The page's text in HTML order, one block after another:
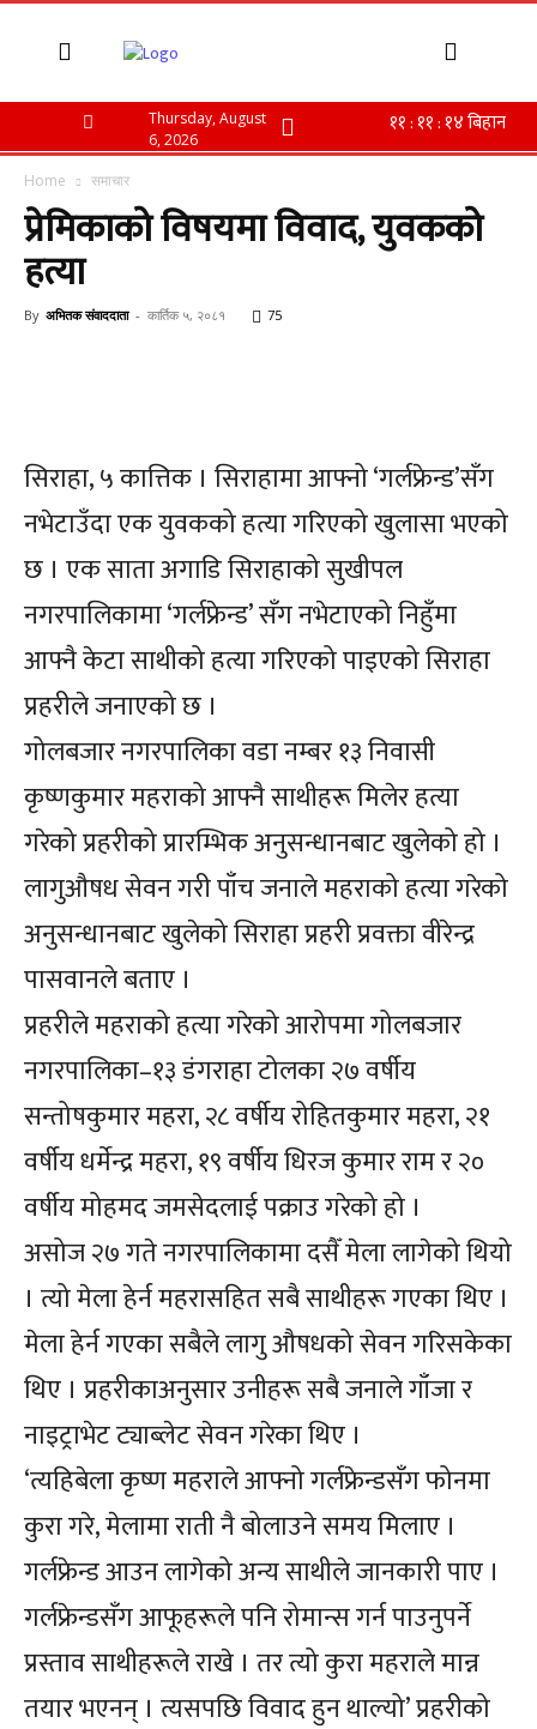
Thursday, August
6, 2026
Home
समाचार
प्रेमिकाको विषयमा विवाद, युवकको
हत्या
By अभितक संवाददाता - कार्तिक ५, २०८१ 75
सिराहा, ५ कात्तिक । सिराहामा आफ्नो ‘गर्लफ्रेन्ड’सँग
नभेटाउँदा एक युवकको हत्या गरिएको खुलासा भएको
छ । एक साता अगाडि सिराहाको सुखीपल
नगरपालिकामा ‘गर्लफ्रेन्ड’ सँग नभेटाएको निहुँमा
आफ्नै केटा साथीको हत्या गरिएको पाइएको सिराहा
प्रहरीले जनाएको छ ।
गोलबजार नगरपालिका वडा नम्बर १३ निवासी
कृष्णकुमार महराको आफ्नै साथीहरू मिलेर हत्या
गरेको प्रहरीको प्रारम्भिक अनुसन्धानबाट खुलेको हो ।
लागुऔषध सेवन गरी पाँच जनाले महराको हत्या गरेको
अनुसन्धानबाट खुलेको सिराहा प्रहरी प्रवक्ता वीरेन्द्र
पासवानले बताए ।
प्रहरीले महराको हत्या गरेको आरोपमा गोलबजार
नगरपालिका–१३ डंगराहा टोलका २७ वर्षीय
सन्तोषकुमार महरा, २८ वर्षीय रोहितकुमार महरा, २१
वर्षीय धर्मेन्द्र महरा, १९ वर्षीय धिरज कुमार राम र २०
वर्षीय मोहमद जमसेदलाई पक्राउ गरेको हो ।
असोज २७ गते नगरपालिकामा दसैँ मेला लागेको थियो
। त्यो मेला हेर्न महरासहित सबै साथीहरू गएका थिए ।
मेला हेर्न गएका सबैले लागु औषधको सेवन गरिसकेका
थिए । प्रहरीकाअनुसार उनीहरू सबै जनाले गाँजा र
नाइट्राभेट ट्याब्लेट सेवन गरेका थिए ।
‘त्यहिबेला कृष्ण महराले आफ्नो गर्लफ्रेन्डसँग फोनमा
कुरा गरे, मेलामा राती नै बोलाउने समय मिलाए ।
गर्लफ्रेन्ड आउन लागेको अन्य साथीले जानकारी पाए ।
गर्लफ्रेन्डसँग आफूहरूले पनि रोमान्स गर्न पाउनुपर्ने
प्रस्ताव साथीहरूले राखे । तर त्यो कुरा महराले मान्न
तयार भएनन् । त्यसपछि विवाद हुन थाल्यो’ प्रहरीको